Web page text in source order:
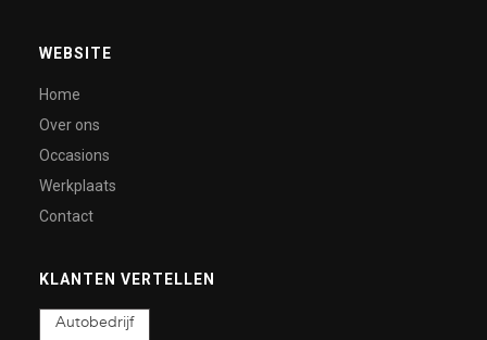
WEBSITE
Home
Over ons
Occasions
Werkplaats
Contact
KLANTEN VERTELLEN
Autobedrijf